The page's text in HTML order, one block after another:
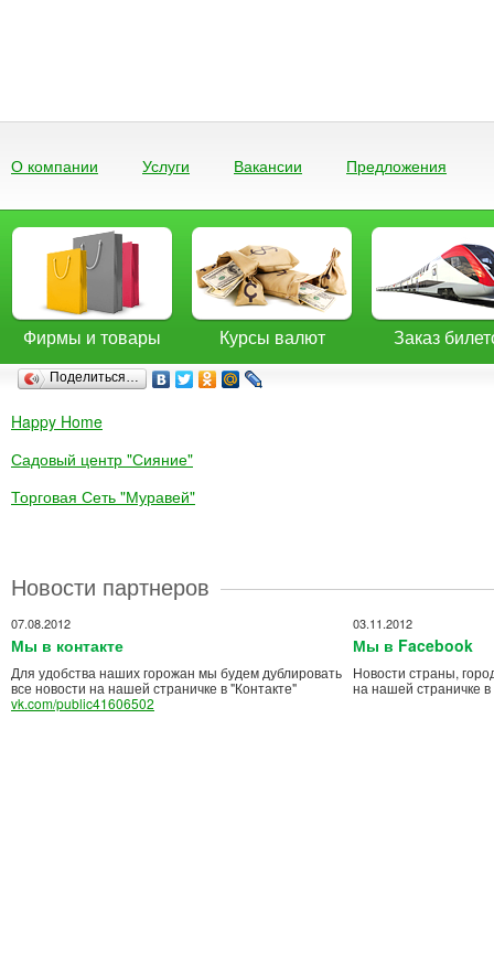
О компании Услуги Вакансии Предложения
Фирмы и товары Курсы валют Заказ
Поделиться…
Happy Home
Садовый центр "Сияние"
Торговая Сеть "Муравей"
Новости партнеров
07.08.2012
Мы в контакте
Для удобства наших горожан мы будем дублировать
все новости на нашей страничке в "Контакте"
vk.com/public41606502
03.11.2012
Мы в Facebook
Новости страны,
на нашей страничке в